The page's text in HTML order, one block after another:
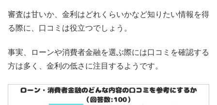
審査は甘いか、金利はどれくらいかなど知りたい情報を得
る際に、口コミは役立つでしょう。
事実、ローンや消費者金融を選ぶ際には口コミを確認する
方は多く、金利の低さに注目するようです。